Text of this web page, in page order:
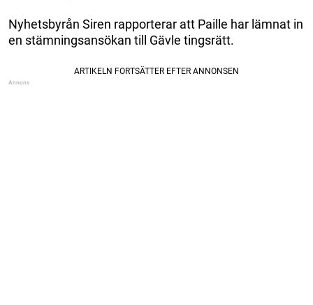
Nyhetsbyrån Siren rapporterar att Paille har lämnat in
en stämningsansökan till Gävle tingsrätt.